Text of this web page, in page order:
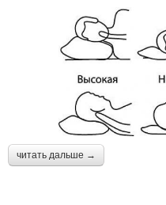
читать дальше →